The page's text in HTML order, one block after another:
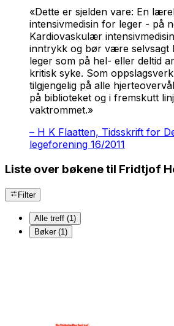
«Dette er sjelden vare: En
intensivmedisin for leger - på
Kardiovaskulær intensivmedisin
inntrykk og bør være selvsagt
leger som på hel- eller deltid
kritisk syke. Som
tilgjengelig på alle
på biblioteket og i fremskutt
vaktrommet.»
– H K Flaatten, Tidsskrift for
legeforening 16/2011
Liste over bøkene til Fridtjof
Filter
Alle treff (1)
Bøker (1)